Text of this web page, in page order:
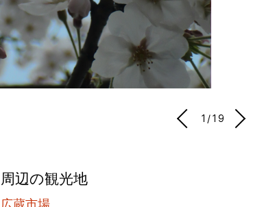
1/19
周辺の観光地